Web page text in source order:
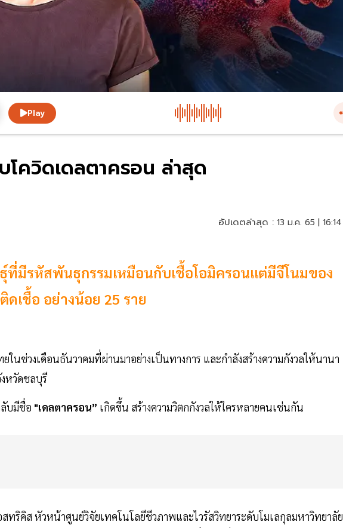
Play
บโควิดเดลตาครอน ล่าสุด
อัปเดตล่าสุด : 13 ม.ค. 65 |
มีรหัสพันธุกรรมเหมือนกับเชื้อโอมิครอนแต่มีจีโนมของ
เชื้อ อย่างน้อย 25 ราย
ในช่วงเดือนธันวาคมที่ผ่านมาอย่างเป็นทางการ และกำลังสร้างความกังวลให้นานา
หวัดชลบุรี
บมีชื่อ "เดลตาครอน” เกิดขึ้น สร้างความวิตกกังวลให้ใครหลายคนเช่นกัน
ทริคิส หัวหน้าศูนย์วิจัยเทคโนโลยีชีวภาพและไวรัสวิทยาระดับโมเลกุลมหาวิทยาลัย